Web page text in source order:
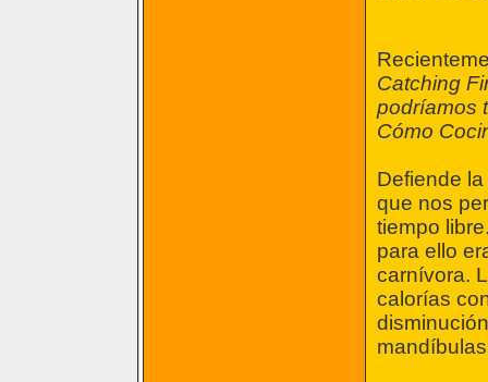
Catching
podríamos
Cómo
Defiende
que nos
tiempo
para ello
carnívora.
calorías